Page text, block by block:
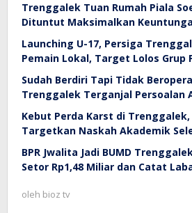
Trenggalek Tuan Rumah Piala
Dituntut Maksimalkan
Launching U-17, Persiga
Pemain Lokal, Target Lolos Grup
Sudah Berdiri Tapi Tidak
Trenggalek Terganjal Persoalan
Kebut Perda Karst di
Targetkan Naskah Akademik
BPR Jwalita Jadi BUMD
Setor Rp1,48 Miliar dan Catat
oleh bioz tv